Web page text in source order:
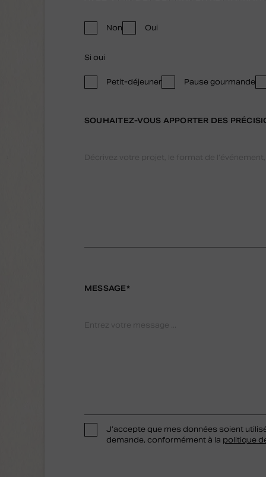
Non Oui
Si oui
Petit-déjeuner Pause gourmande
SOUHAITEZ-VOUS APPORTER DES
MESSAGE*
J’accepte que mes données soient
demande, conformément à la politique